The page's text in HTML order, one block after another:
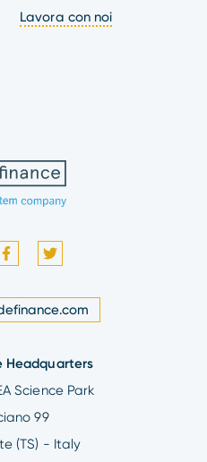
Lavora con noi
Headquarters
Science Park
99
(TS) - Italy